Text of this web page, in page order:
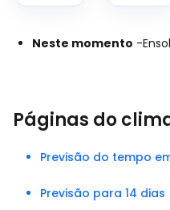
Neste momento -
Páginas do
Previsão do tempo
Previsão para 14 dias